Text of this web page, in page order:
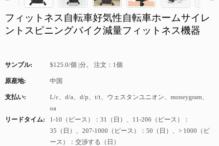
フィットネス自転車好気性自転車ホームサイレ
ントスピニングバイク減量フィットネス機器
サンプル: $125.0/個 |分。 注文：1個
原産地: 中国
支払い:
L/c、d/a、d/p、t/t、ウェスタンユニオン、moneygram、
oa
リードタイム:
1-10（ピース）：31（日）、11-206（ピース）：
35（日）、207-1000（ピース）：50（日）、> 1000（ピ
ース）：交渉する（日）